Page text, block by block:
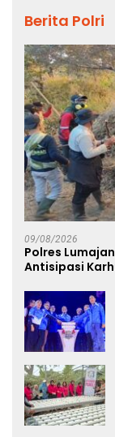
Berita Polri
09/08/2026
Polres
Antisipasi